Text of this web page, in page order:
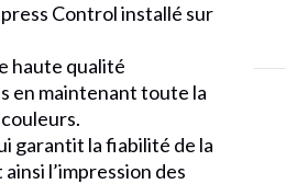
Control installé sur
haute qualité
en maintenant toute la
garantit la fiabilité de la
l’impression des